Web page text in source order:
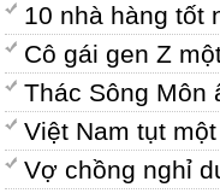
10 nhà hàng tốt
Cô gái gen Z
Thác Sông
Việt Nam tụt
Vợ chồng nghỉ